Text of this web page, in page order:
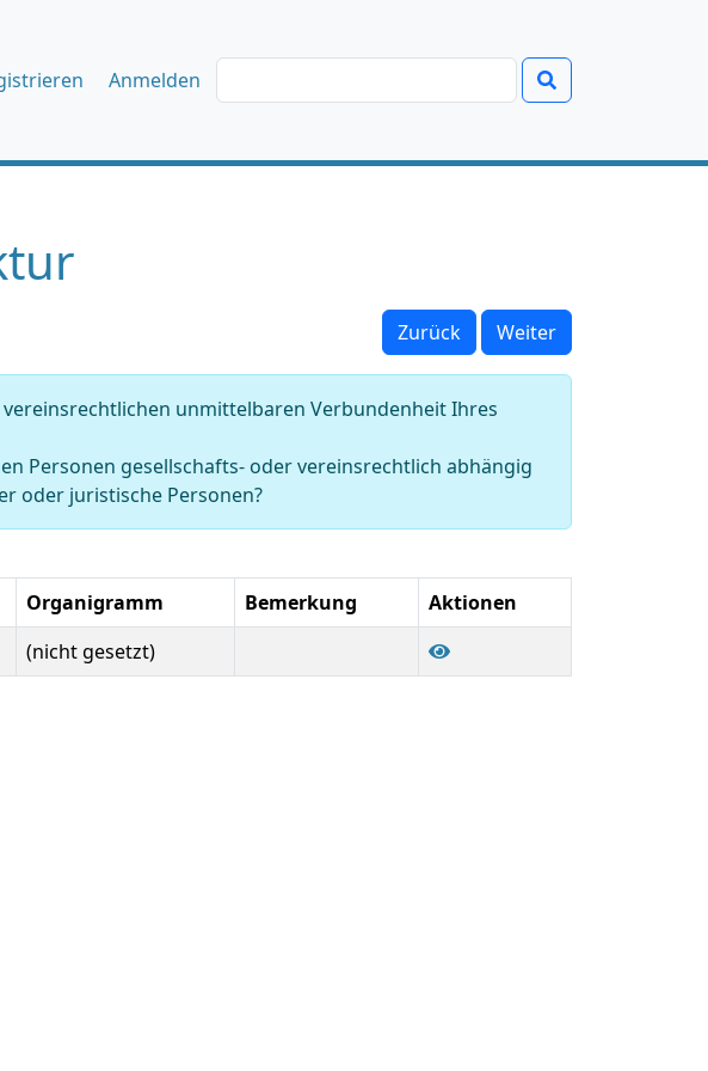
Anmelden
Zurück Weiter
unmittelbaren Verbundenheit Ihres
Personen gesellschafts- oder vereinsrechtlich abhängig
oder juristische Personen?
Organigramm Bemerkung
Aktionen
(nicht gesetzt)